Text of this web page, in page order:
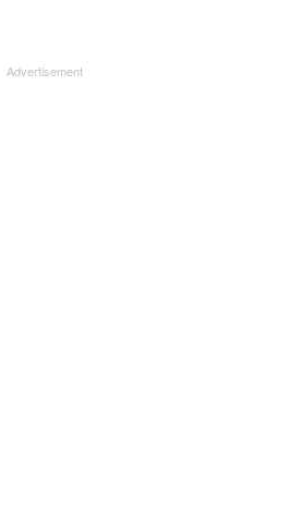
Advertisement